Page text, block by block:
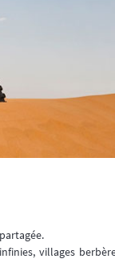
villages